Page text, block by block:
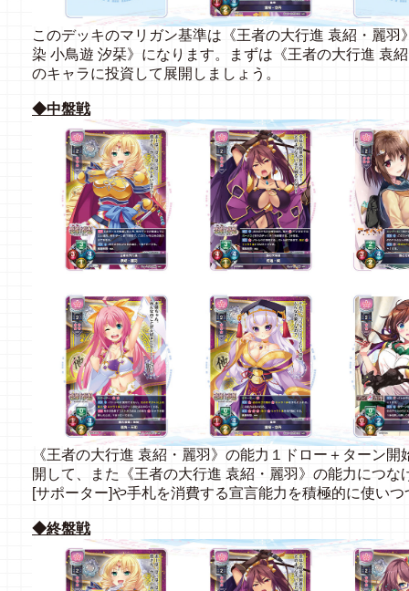
このデッキのマリガン基準は《王者の大行進 袁紹・麗
染 小鳥遊 汐栞》になります。まずは《王者の大行進 袁
のキャラに投資して展開しましょう。
◆中盤戦
《王者の大行進 袁紹・麗羽》の能力１ドロー＋ターン
開して、また《王者の大行進 袁紹・麗羽》の能力につ
[サポーター]や手札を消費する宣言能力を積極的に使い
◆終盤戦